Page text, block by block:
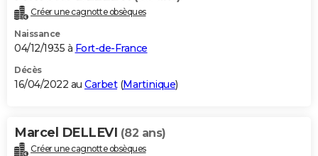
Créer une cagnotte obsèques
Naissance
04/12/1935 à Fort-de-France
Décès
16/04/2022 au Carbet(Martinique)
Marcel DELLEVI (82 ans)
Créer une cagnotte obsèques